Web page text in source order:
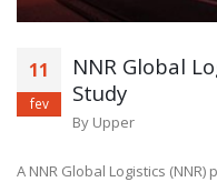
11
fev
NNR Global
Study
By Upper
A NNR Global Logistics